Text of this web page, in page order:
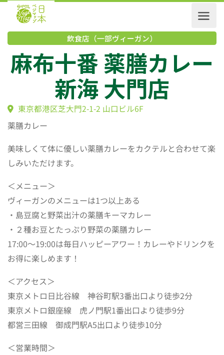
飲食店（一部ヴィーガン）
麻布十番 薬膳カレ
新海 大門店
薬膳カレー
美味しくて体に優しい薬膳カレーをカクテルと合わせて楽
しみいただけます。
＜メニュー＞
ヴィーガンのメニューは1つ以上ある
・島豆腐と野菜出汁の薬膳キーマカレー
・２種お豆とたっぷり野菜の薬膳カレー
17:00～19:00は毎日ハッピーアワー！カレーやドリンクを
お得に楽しめます！
＜アクセス＞
東京メトロ日比谷線 神谷町駅3番出口より徒歩2分
東京メトロ銀座線 虎ノ門駅1番出口より徒歩9分
都営三田線 御成門駅A5出口より徒歩10分
＜営業時間＞